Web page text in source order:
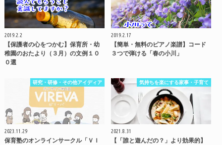
2019.2.2
【保護者の心をつかむ】保育所・幼
稚園のおたより（３月）の文例１０
０選
2019.2.17
【簡単・無料のピアノ楽譜】コード
３つで弾ける「春の小川」
研究・研修・その他アイディア
2023.11.29
保育塾のオンラインサークル「ＶＩ
気持ちを楽にする家事・子育て
2021.8.31
【「誰と遊んだの？」より効果的】